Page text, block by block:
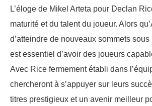
L’éloge de Mikel Arteta pour Declan
maturité et du talent du joueur. Alors
d’atteindre de nouveaux sommets
est essentiel d’avoir des joueurs
Avec Rice fermement établi dans
chercheront à s’appuyer sur leurs
titres prestigieux et un avenir meilleur